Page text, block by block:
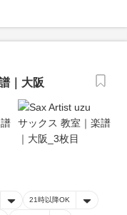
｜大阪
21時以降OK